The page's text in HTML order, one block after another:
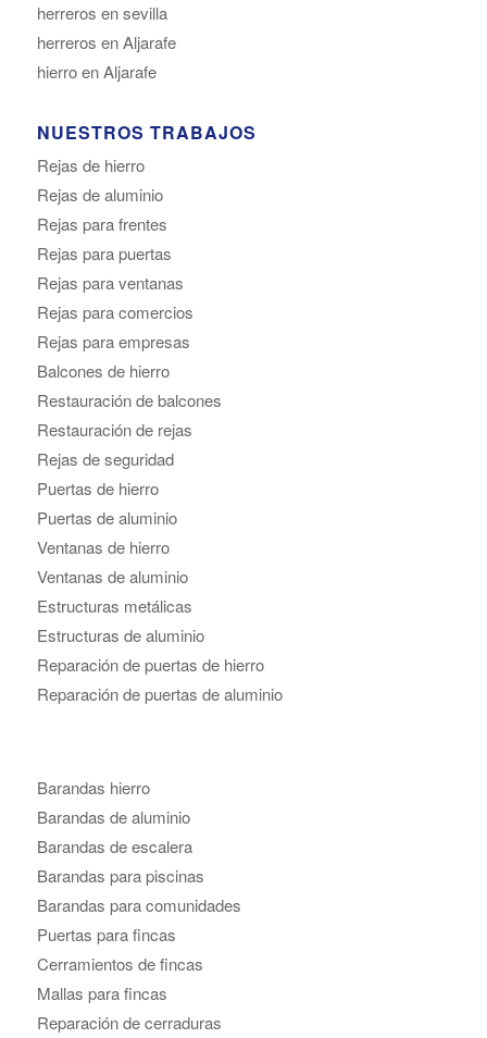
herreros en sevilla
herreros en Aljarafe
hierro en Aljarafe
NUESTROS TRABAJOS
Rejas de hierro
Rejas de aluminio
Rejas para frentes
Rejas para puertas
Rejas para ventanas
Rejas para comercios
Rejas para empresas
Balcones de hierro
Restauración de balcones
Restauración de rejas
Rejas de seguridad
Puertas de hierro
Puertas de aluminio
Ventanas de hierro
Ventanas de aluminio
Estructuras metálicas
Estructuras de aluminio
Reparación de puertas de hierro
Reparación de puertas de aluminio
Barandas hierro
Barandas de aluminio
Barandas de escalera
Barandas para piscinas
Barandas para comunidades
Puertas para fincas
Cerramientos de fincas
Mallas para fincas
Reparación de cerraduras